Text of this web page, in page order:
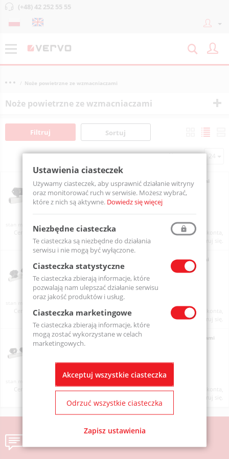
(+48) 42 252 55 55
Noże powietrzne ze wzmacniaczami
Noże powietrzne ze wzmacniaczami
Filtruj Sortuj
Na stronie
Nóż powietrzny AirMasters AS02 z dwoma wzmacniaczami
strumienia powietrza, cynk
AS02
Na zamówienie
Ceny produktów widoczne dopiero po zalogowaniu. Jeżeli nie posiadasz konta,
Nóż powietrzny AirMasters AS03 z trzema wzmacniaczami
strumienia powietrza, cynk
AS03
Na zamówienie
Ceny produktów widoczne dopiero po zalogowaniu. Jeżeli nie posiadasz konta,
zarejestruj się.
Nóż powietrzny AirMasters AS04 z czterema wzmacniaczami
strumienia powietrza, cynk
Na zamówienie
Ceny produktów widoczne dopiero po zalogowaniu. Jeżeli nie posiadasz konta,
Ustawienia ciasteczek
Używamy ciasteczek, aby usprawnić działanie witryny
oraz monitorować ruch w serwisie. Możesz wybrać,
które z nich są aktywne. Dowiedz się więcej
Niezbędne ciasteczka
Te ciasteczka są niezbędne do działania
serwisu i nie mogą być wyłączone.
Ciasteczka statystyczne
Te ciasteczka zbierają informacje, które
pozwalają nam ulepszać działanie serwisu
oraz jakość produktów i usług.
Ciasteczka marketingowe
Te ciasteczka zbierają informacje, które
mogą zostać wykorzystane w celach
marketingowych.
Akceptuj wszystkie ciasteczka
Odrzuć wszystkie ciasteczka
Zapisz ustawienia